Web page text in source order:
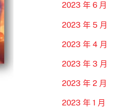
2023 年 6 月
2023 年 5 月
2023 年 4 月
2023 年 3 月
2023 年 2 月
2023 年 1 月